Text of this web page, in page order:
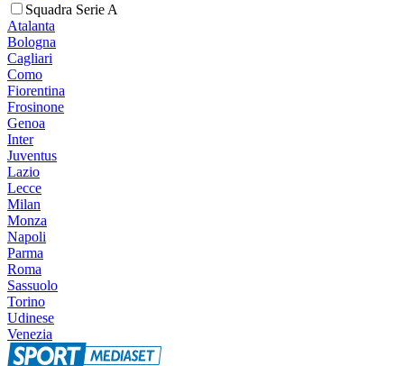
Squadra Serie A
Atalanta
Bologna
Cagliari
Como
Fiorentina
Frosinone
Genoa
Inter
Juventus
Lazio
Lecce
Milan
Monza
Napoli
Parma
Roma
Sassuolo
Torino
Udinese
Venezia